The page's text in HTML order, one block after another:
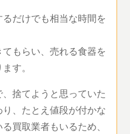
だけでも相当な時間を
もらい、売れる食器を
す。
捨てようと思っていた
、たとえ値段が付かな
買取業者もいるため、